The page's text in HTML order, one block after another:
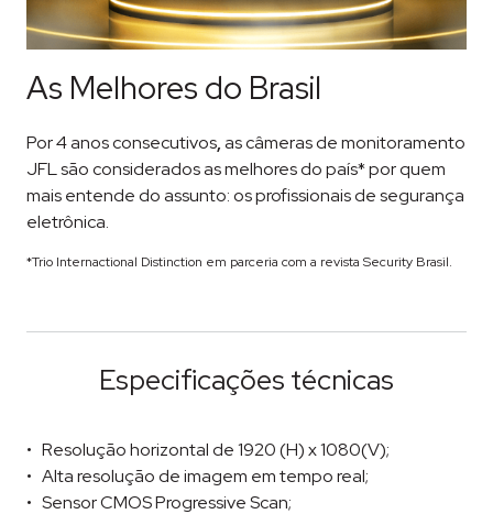
As Melhores do Brasil
Por 4 anos consecutivos,as câmeras de monitoramento
JFL são considerados as melhores do país* por quem
mais entende do assunto: os profissionais de segurança
eletrônica.
*Trio Internactional Distinction em parceria com a revista Security Brasil.
Especificações técnicas
Resolução horizontal de 1920 (H) x 1080(V);
Alta resolução de imagem em tempo real;
Sensor CMOS Progressive Scan;